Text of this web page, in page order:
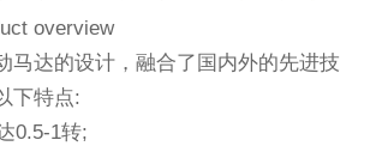
overview
马达的设计，融合了国内外的先进技
下特点:
0.5-1转;